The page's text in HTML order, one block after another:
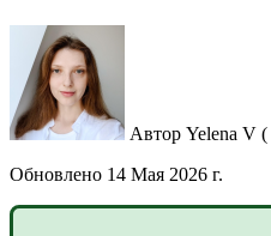
Автор Yelena V (
Обновлено 14 Мая 2026 г.